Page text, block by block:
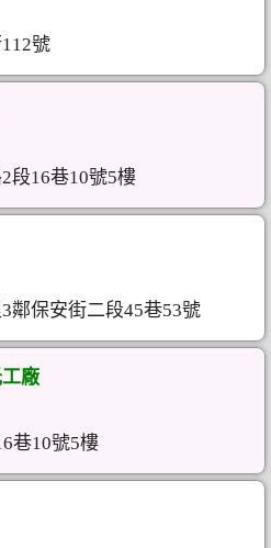
號
段16巷10號5樓
鄰保安街二段45巷53號
廠
巷10號5樓